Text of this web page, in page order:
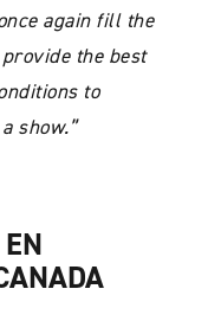
again fill the
the best
to
show.”